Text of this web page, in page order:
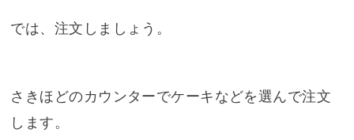
では、注文しましょう。
さきほどのカウンターでケーキなどを選んで注文
します。